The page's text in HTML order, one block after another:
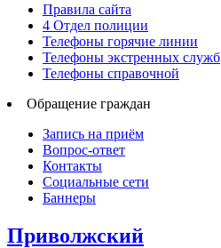
Правила сайта
4 Отдел полиции
Телефоны горячие линии
Телефоны экстренных служб
Телефоны справочной
Обращение граждан
Запись на приём
Вопрос-ответ
Контакты
Социальные сети
Баннеры
Приволжский